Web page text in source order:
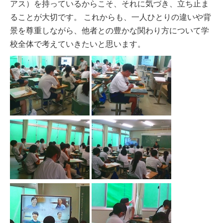
アス）を持っているからこそ、それに気づき、立ち止ま
ることが大切です。 これからも、一人ひとりの違いや背
景を尊重しながら、他者との豊かな関わり方について学
校全体で考えていきたいと思います。